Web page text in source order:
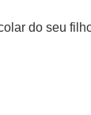
do seu